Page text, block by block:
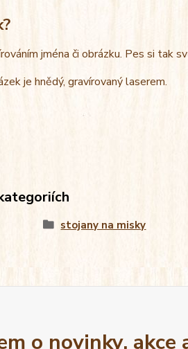
jména či obrázku. Pes si tak
je hnědý, gravírovaný laserem.
stojany na misky
o novinky, akce